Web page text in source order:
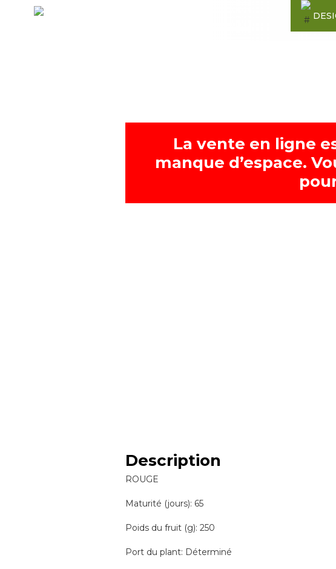
La vente en ligne
manque d’espace.
Description
ROUGE
Maturité (jours): 65
Poids du fruit (g): 250
Port du plant: Déterminé